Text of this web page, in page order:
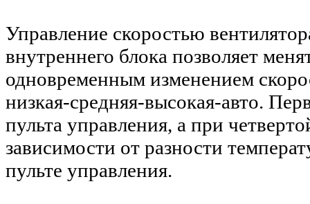
Управление скоростью
внутреннего блока позволяет
одновременным изменением
низкая-средняя-высокая-авто.
пульта управления, а при
зависимости от разности
пульте управления.